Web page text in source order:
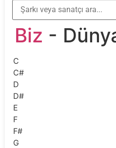
Biz -
C
C#
D
D#
E
F
F#
G